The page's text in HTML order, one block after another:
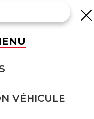
À
EN
VÉHICULE